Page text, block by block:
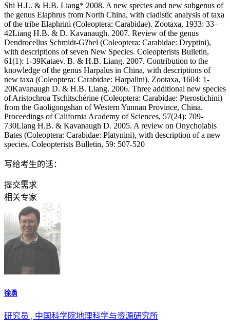
Shi H.L. & H.B. Liang* 2008. A new species and new subgenus of
the genus Elaphrus from North China, with cladistic analysis of taxa
of the tribe Elaphrini (Coleoptera: Carabidae). Zootaxa, 1933: 33–
42Liang H.B. & D. Kavanaugh. 2007. Review of the genus
Dendrocellus Schmidt-G?bel (Coleoptera: Carabidae: Dryptini),
with descriptions of seven New Species. Coleopterists Bulletin,
61(1): 1-39Kataev. B. & H.B. Liang. 2007. Contribution to the
knowledge of the genus Harpalus in China, with descriptions of
new taxa (Coleoptera: Carabidae: Harpalini). Zootaxa, 1604: 1-
20Kavanaugh D. & H.B. Liang. 2006. Three additional new species
of Aristochroa Tschitschérine (Coleoptera: Carabidae: Pterostichini)
from the Gaoligongshan of Western Yunnan Province, China.
Proceedings of California Academy of Sciences, 57(24): 709-
730Liang H.B. & Kavanaugh D. 2005. A review on Onycholabis
Bates (Coleoptera: Carabidae: Platynini), with description of a new
species. Coleopterists Bulletin, 59: 507-520
写给考生的话：
提交需求
相关专家
徐勇
研究员 , 中国科学院地理科学与资源研究所